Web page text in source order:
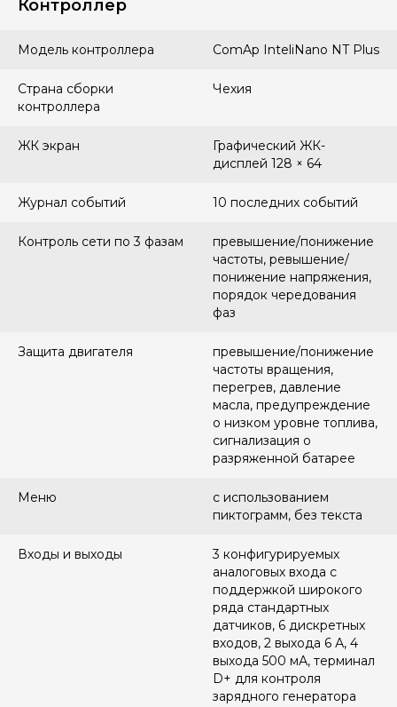
Контроллер
Модель контроллера ComAp InteliNano NT Plus
Страна сборки
контроллера
Чехия
ЖК экран
Графический ЖК-
дисплей 128 × 64
Журнал событий 10 последних событий
Контроль сети по 3 фазам
превышение/понижение
частоты, ревышение/
понижение напряжения,
порядок чередования
фаз
Защита двигателя
превышение/понижение
частоты вращения,
перегрев, давление
масла, предупреждение
о низком уровне топлива,
сигнализация о
разряженной батарее
Меню
с использованием
пиктограмм, без текста
Входы и выходы
3 конфигурируемых
аналоговых входа с
поддержкой широкого
ряда стандартных
датчиков, 6 дискретных
входов, 2 выхода 6 А, 4
выхода 500 мА, терминал
D+ для контроля
зарядного генератора